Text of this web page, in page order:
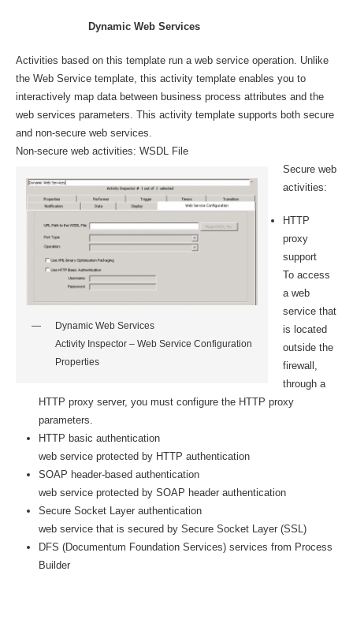
Dynamic Web Services
Activities based on this template run a web service operation. Unlike
the Web Service template, this activity template enables you to
interactively map data between business process attributes and the
web services parameters. This activity template supports both secure
and non-secure web services.
Non-secure web activities: WSDL File
Dynamic Web Services
Activity Inspector – Web Service Configuration
Properties
Secure web
activities:
HTTP
proxy
support
To access
a web
service that
is located
outside the
firewall,
through a
HTTP proxy server, you must configure the HTTP proxy
parameters.
HTTP basic authentication
web service protected by HTTP authentication
SOAP header-based authentication
web service protected by SOAP header authentication
Secure Socket Layer authentication
web service that is secured by Secure Socket Layer (SSL)
DFS (Documentum Foundation Services) services from Process
Builder